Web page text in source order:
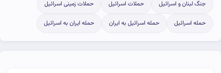
جنگ لبنان و اسرائیل حملات اسرائیل حملات زمینی اسرائیل
حمله اسرائیل حمله اسرائیل به ایران حمله ایران به اسرائیل